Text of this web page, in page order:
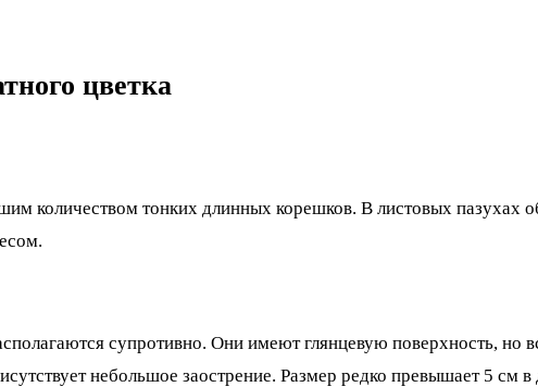
цветка
количеством тонких длинных корешков. В листовых
супротивно. Они имеют глянцевую поверхность,
небольшое заострение. Размер редко превышает 5 см в